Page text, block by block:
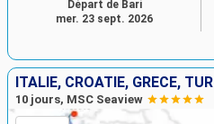
Départ de Bari
mer. 23 sept. 2026
ITALIE, CROATIE, GRÈCE,
10 jours, MSC Seaview